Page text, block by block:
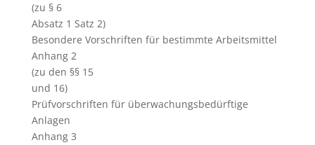
(zu § 6
Absatz 1 Satz 2)
Besondere Vorschriften für bestimmte Arbeitsmittel
Anhang 2
(zu den §§ 15
und 16)
Prüfvorschriften für überwachungsbedürftige
Anlagen
Anhang 3